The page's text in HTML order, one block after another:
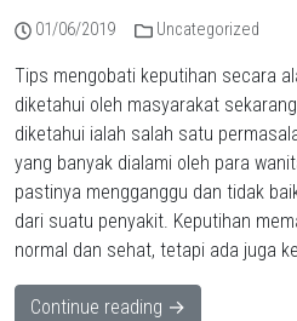
01/06/2019 Uncategorized
Tips mengobati keputihan secara
diketahui oleh masyarakat
diketahui ialah salah satu
yang banyak dialami oleh para
pastinya mengganggu dan tidak
dari suatu penyakit. Keputihan
normal dan sehat, tetapi ada juga
Continue reading →